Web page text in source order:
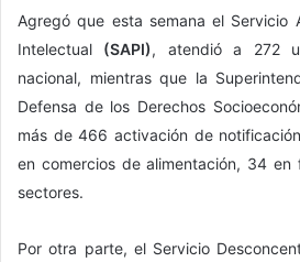
Agregó que esta semana el Servicio
Intelectual (SAPI), atendió a 272
nacional, mientras que la
Defensa de los Derechos
más de 466 activación de
en comercios de alimentación, 34
sectores.
Por otra parte, el Servicio